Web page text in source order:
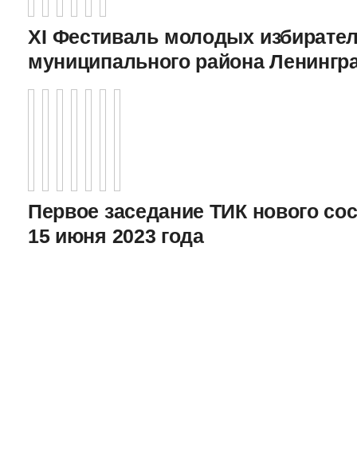
XI Фестиваль молодых
муниципального района
Первое заседание ТИК нового
15 июня 2023 года